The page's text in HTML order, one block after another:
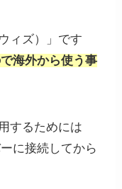
ィズ）」です
海外から使う事
するためには
に接続してから